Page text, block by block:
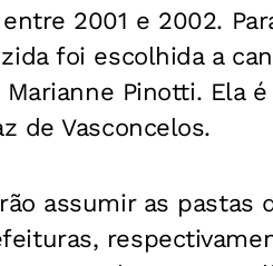
2001 e 2002.
foi escolhida a
Pinotti. Ela
de Vasconcelos.
assumir as pastas